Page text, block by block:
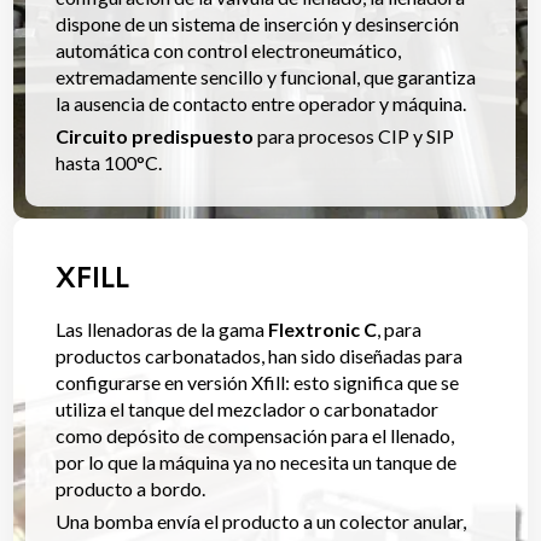
dispone de un sistema de inserción y desinserción
automática con control electroneumático,
extremadamente sencillo y funcional, que garantiza
la ausencia de contacto entre operador y máquina.
Circuito predispuesto para procesos CIP y SIP
hasta 100°C.
XFILL
Las llenadoras de la gama Flextronic C , para
productos carbonatados, han sido diseñadas para
configurarse en versión Xfill: esto significa que se
utiliza el tanque del mezclador o carbonatador
como depósito de compensación para el llenado,
por lo que la máquina ya no necesita un tanque de
producto a bordo.
Una bomba envía el producto a un colector anular,